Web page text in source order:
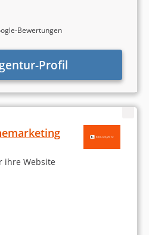
Bewertungen
Profil
ihre Website